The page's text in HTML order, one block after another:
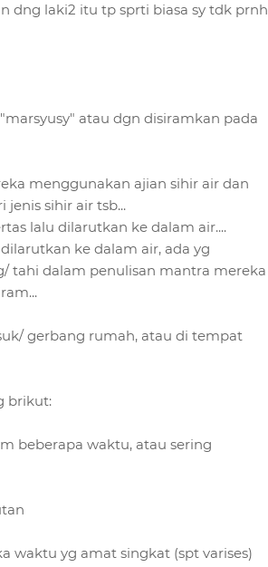
dng laki2 itu tp sprti biasa sy tdk prnh
atau dgn disiramkan pada
menggunakan ajian sihir air dan
sihir air tsb...
lalu dilarutkan ke dalam air....
ke dalam air, ada yg
tahi dalam penulisan mantra mereka
gerbang rumah, atau di tempat
brikut:
beberapa waktu, atau sering
waktu yg amat singkat (spt varises)